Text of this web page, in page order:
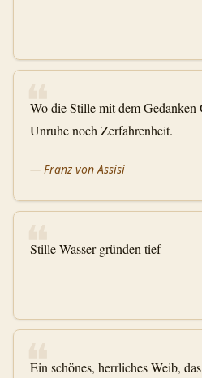
❝
Wo die Stille mit dem Gedanken
Unruhe noch Zerfahrenheit.
— Franz von Assisi
❝
Stille Wasser gründen tief
❝
Ein schönes, herrliches Weib,